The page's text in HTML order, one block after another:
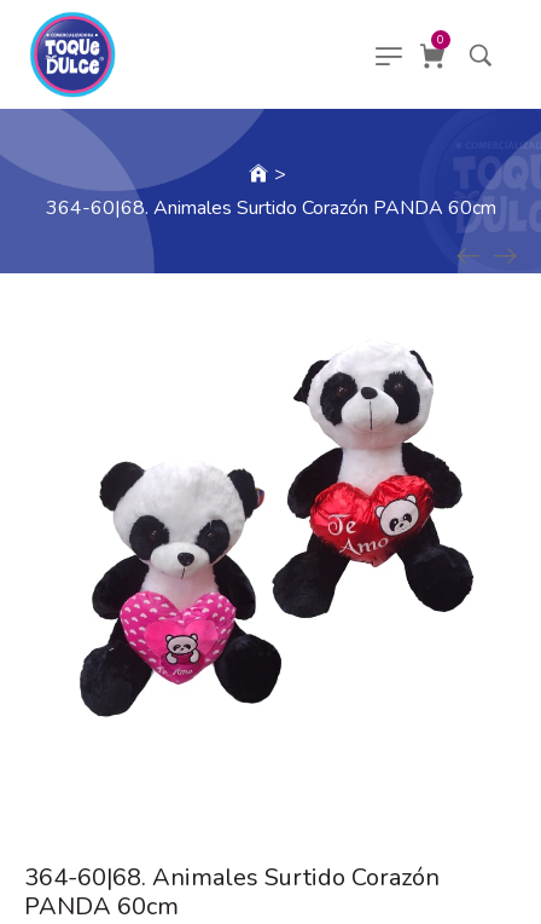
0
>
364-60|68. Animales Surtido Corazón PANDA 60cm
364-60|68. Animales Surtido Corazón
PANDA 60cm